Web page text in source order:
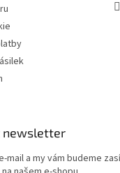
newsletter
mail a my vám budeme